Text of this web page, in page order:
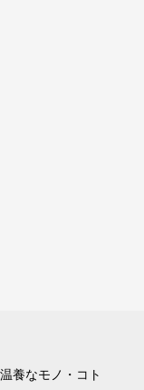
温養なモノ・コト